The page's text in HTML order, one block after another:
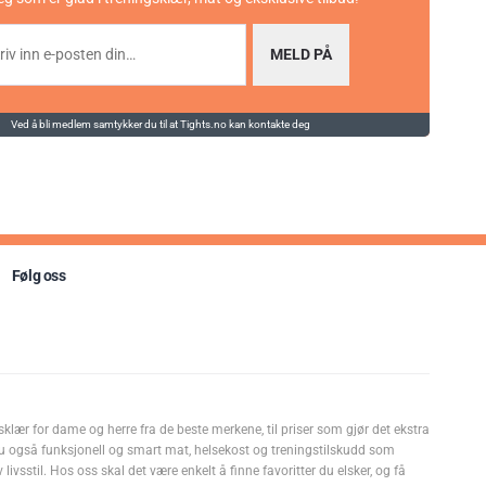
MELD PÅ
Ved å bli medlem samtykker du til at Tights.no kan kontakte deg
Følg oss
for dame og herre fra de beste merkene, til priser som gjør det ekstra
også funksjonell og smart mat, helsekost og treningstilskudd som
livsstil. Hos oss skal det være enkelt å finne favoritter du elsker, og få